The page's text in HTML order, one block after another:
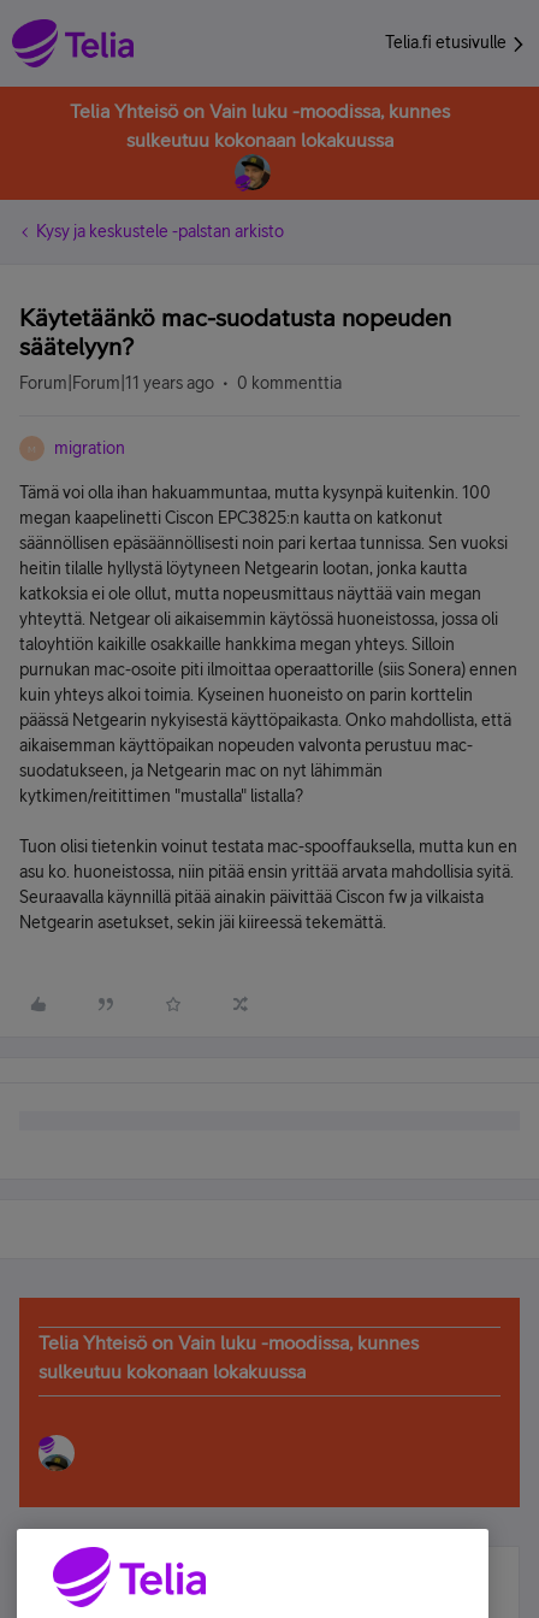
Telia.fi etusivulle
Telia Yhteisö on Vain luku -moodissa, kunnes
sulkeutuu kokonaan lokakuussa
Kysy ja keskustele -palstan arkisto
Käytetäänkö mac-suodatusta nopeuden
säätelyyn?
Forum|Forum|11 years ago 0 kommenttia
M migration
Tämä voi olla ihan hakuammuntaa, mutta kysynpä kuitenkin. 100
megan kaapelinetti Ciscon EPC3825:n kautta on katkonut
säännöllisen epäsäännöllisesti noin pari kertaa tunnissa. Sen vuoksi
heitin tilalle hyllystä löytyneen Netgearin lootan, jonka kautta
katkoksia ei ole ollut, mutta nopeusmittaus näyttää vain megan
yhteyttä. Netgear oli aikaisemmin käytössä huoneistossa, jossa oli
taloyhtiön kaikille osakkaille hankkima megan yhteys. Silloin
purnukan mac-osoite piti ilmoittaa operaattorille (siis Sonera) ennen
kuin yhteys alkoi toimia. Kyseinen huoneisto on parin korttelin
päässä Netgearin nykyisestä käyttöpaikasta. Onko mahdollista, että
aikaisemman käyttöpaikan nopeuden valvonta perustuu mac-
suodatukseen, ja Netgearin mac on nyt lähimmän
kytkimen/reitittimen "mustalla" listalla?
Tuon olisi tietenkin voinut testata mac-spooffauksella, mutta kun en
asu ko. huoneistossa, niin pitää ensin yrittää arvata mahdollisia syitä.
Seuraavalla käynnillä pitää ainakin päivittää Ciscon fw ja vilkaista
Netgearin asetukset, sekin jäi kiireessä tekemättä.
Telia Yhteisö on Vain luku -moodissa, kunnes
sulkeutuu kokonaan lokakuussa
Älä jää paitsi – osallistu ja voita!